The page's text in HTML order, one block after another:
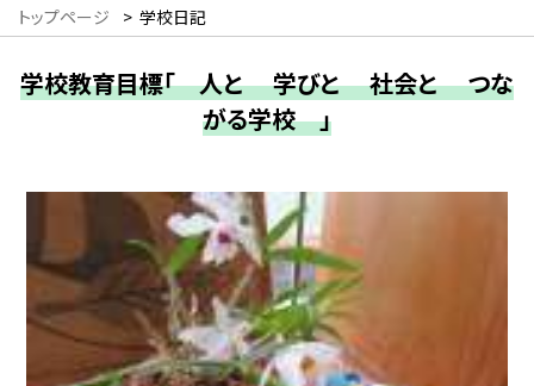
トップページ > 学校日記
学校教育目標「 人と 学びと 社会と つな
がる学校 」